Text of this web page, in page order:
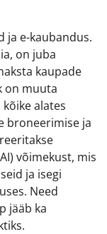
ja e-kaubandus.
on juba
kaupade
on muuta
alates
broneerimise ja
võimekust, mis
ja isegi
Need
jääb ka